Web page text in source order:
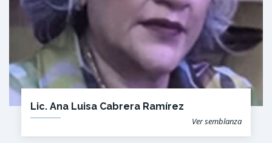
Lic. Ana Luisa Cabrera Ramírez
Ver semblanza